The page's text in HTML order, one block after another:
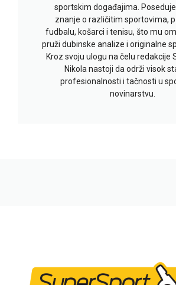
sportskim događajima.
znanje o različitim sportovima,
fudbalu, košarci i tenisu, što mu
pruži dubinske analize i originalne
Kroz svoju ulogu na čelu redakcije
Nikola nastoji da održi visok
profesionalnosti i tačnosti u
novinarstvu.